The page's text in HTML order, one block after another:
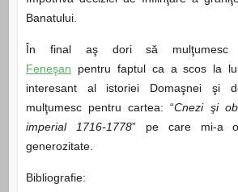
Banatului.
În final aş dori să mulţumesc
Feneşan pentru faptul ca a scos la
interesant al istoriei Domaşnei şi
mulţumesc pentru cartea: “Cnezi şi
imperial 1716-1778” pe care mi-a
generozitate.
Bibliografie: